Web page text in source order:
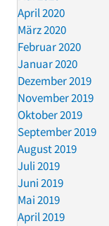
April 2020
März 2020
Februar 2020
Januar 2020
Dezember 2019
November 2019
Oktober 2019
September 2019
August 2019
Juli 2019
Juni 2019
Mai 2019
April 2019